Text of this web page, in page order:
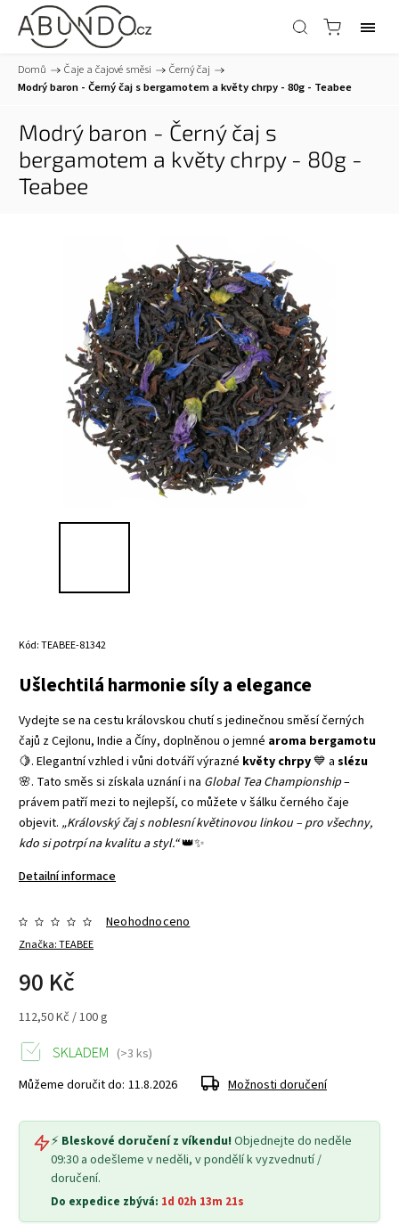
Domů / Čaje a čajové směsi / Černý čaj /
Modrý baron - Černý čaj s bergamotem a květy chrpy - 80g - Teabee
Modrý baron - Černý čaj s
bergamotem a květy chrpy - 80g -
Teabee
Kód:TEABEE-81342
Ušlechtilá harmonie síly a elegance
Vydejte se na cestu královskou chutí s jedinečnou směsí černých
čajů z Cejlonu, Indie a Číny, doplněnou o jemné aroma bergamotu
🍋. Elegantní vzhled i vůni dotváří výrazné květy chrpy💙 a slézu
🌸. Tato směs si získala uznání i na Global Tea Championship–
právem patří mezi to nejlepší, co můžete v šálku černého čaje
objevit. „Královský čaj s noblesní květinovou linkou – pro všechny,
kdo si potrpí na kvalitu a styl.“👑✨
Detailní informace
Značka:TEABEE
Neohodnoceno
90 Kč
112,50 Kč / 100 g
⚡ Bleskové doručení z víkendu! Objednejte do neděle
09:30 a odešleme v neděli, v pondělí k vyzvednutí /
doručení.
Do expedice zbývá: 1d 02h 13m 21s
SKLADEM (>3 ks)
Můžeme doručit do: 11.8.2026 Možnosti doručení